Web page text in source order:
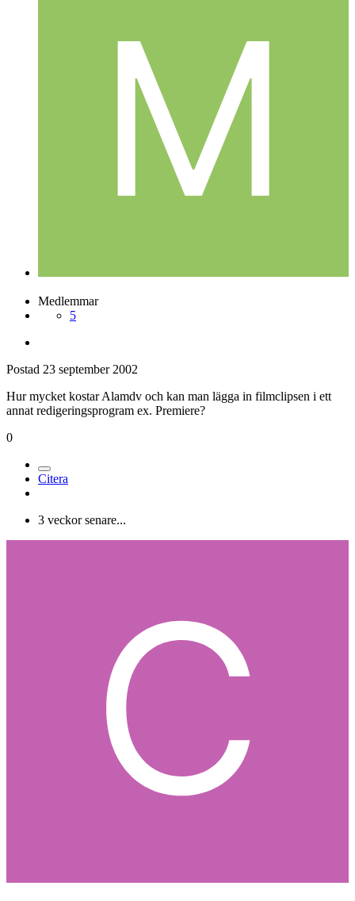
Medlemmar
5
Postad 23 september 2002
Hur mycket kostar Alamdv och kan man lägga in filmclipsen i ett
annat redigeringsprogram ex. Premiere?
0
Citera
3 veckor senare...